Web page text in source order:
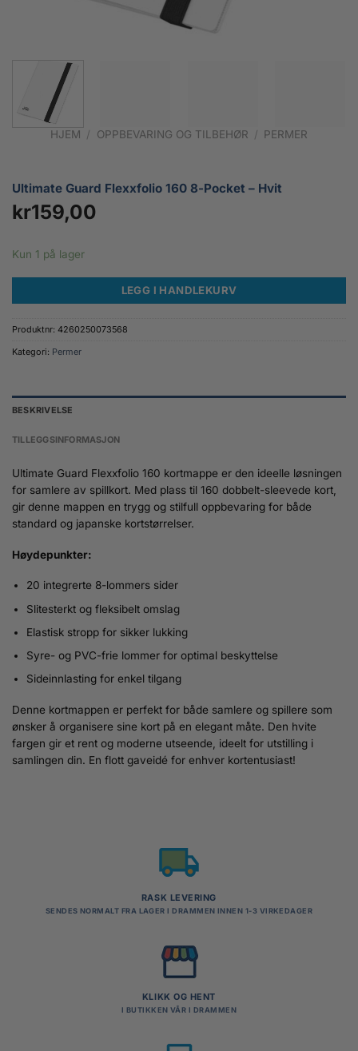
HJEM / OPPBEVARING OG TILBEHØR / PERMER
Ultimate Guard Flexxfolio 160 8-Pocket – Hvit
kr159,00
Kun 1 på lager
LEGG I HANDLEKURV
Produktnr: 4260250073568
Kategori: Permer
BESKRIVELSE
TILLEGGSINFORMASJON
Ultimate Guard Flexxfolio 160 kortmappe er den ideelle løsningen
for samlere av spillkort. Med plass til 160 dobbelt-sleevede kort,
gir denne mappen en trygg og stilfull oppbevaring for både
standard og japanske kortstørrelser.
Høydepunkter:
20 integrerte 8-lommers sider
Slitesterkt og fleksibelt omslag
Elastisk stropp for sikker lukking
Syre- og PVC-frie lommer for optimal beskyttelse
Sideinnlasting for enkel tilgang
Denne kortmappen er perfekt for både samlere og spillere som
ønsker å organisere sine kort på en elegant måte. Den hvite
fargen gir et rent og moderne utseende, ideelt for utstilling i
samlingen din. En flott gaveidé for enhver kortentusiast!
RASK LEVERING
SENDES NORMALT FRA LAGER I DRAMMEN INNEN 1-3 VIRKEDAGER
KLIKK OG HENT
I BUTIKKEN VÅR I DRAMMEN